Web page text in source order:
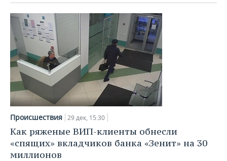
Происшествия 29 дек, 15:30
Как ряженые ВИП-клиенты обнесли
«спящих» вкладчиков банка «Зенит» на 30
миллионов